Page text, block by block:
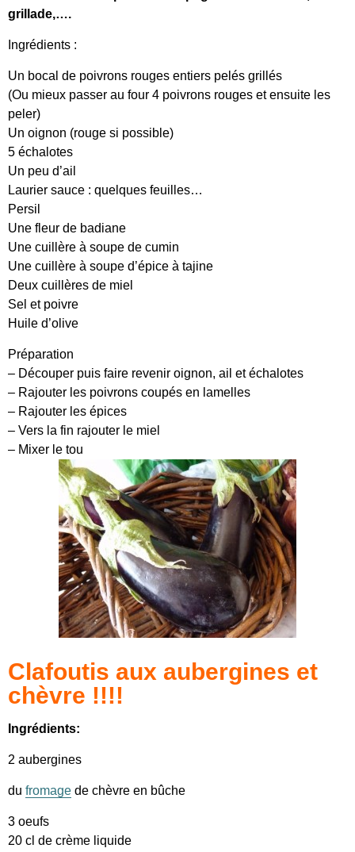
grillade,….
Ingrédients :
Un bocal de poivrons rouges entiers pelés grillés
(Ou mieux passer au four 4 poivrons rouges et ensuite les
peler)
Un oignon (rouge si possible)
5 échalotes
Un peu d’ail
Laurier sauce : quelques feuilles…
Persil
Une fleur de badiane
Une cuillère à soupe de cumin
Une cuillère à soupe d’épice à tajine
Deux cuillères de miel
Sel et poivre
Huile d’olive
Préparation
– Découper puis faire revenir oignon, ail et échalotes
– Rajouter les poivrons coupés en lamelles
– Rajouter les épices
– Vers la fin rajouter le miel
– Mixer le tou
Clafoutis aux aubergines et
chèvre !!!!
Ingrédients:
2 aubergines
du fromage de chèvre en bûche
3 oeufs
20 cl de crème liquide